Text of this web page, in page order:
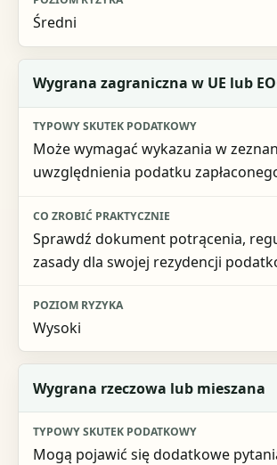
Średni
Wygrana zagraniczna w UE lub
Może wymagać wykazania w
uwzględnienia podatku
Sprawdź dokument potrącenia,
zasady dla swojej rezydencji
Wysoki
Wygrana rzeczowa lub mieszana
Mogą pojawić się dodatkowe